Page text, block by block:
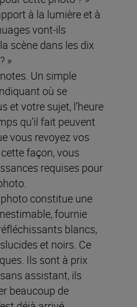
à la lumière et à
vont-ils
scène dans les dix
»
Un simple
où se
et votre sujet, l’heure
qu’il fait peuvent
vous revoyez vos
façon, vous
requises pour
constitue une
fournie
blancs,
et noirs. Ce
Ils sont à prix
assistant, ils
beaucoup de